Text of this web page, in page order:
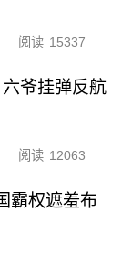
阅读 15337
六爷挂弹反航
阅读 12063
霸权遮羞布